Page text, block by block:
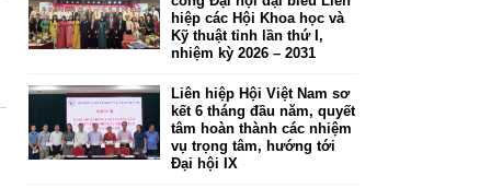
hiệp các Hội Khoa học và
Kỹ thuật tỉnh lần thứ I,
nhiệm kỳ 2026 – 2031
Liên hiệp Hội Việt Nam sơ
kết 6 tháng đầu năm, quyết
tâm hoàn thành các nhiệm
vụ trọng tâm, hướng tới
Đại hội IX